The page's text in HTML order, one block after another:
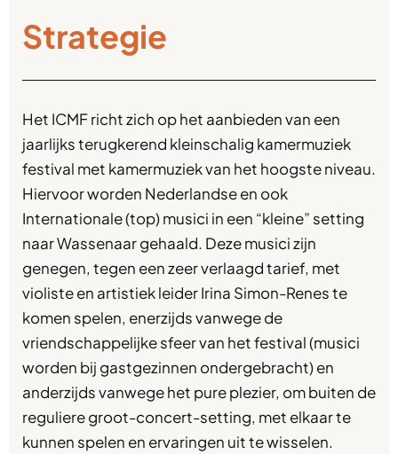
Strategie
Het ICMF richt zich op het aanbieden van een
jaarlijks terugkerend kleinschalig kamermuziek
festival met kamermuziek van het hoogste niveau.
Hiervoor worden Nederlandse en ook
Internationale (top) musici in een “kleine” setting
naar Wassenaar gehaald. Deze musici zijn
genegen, tegen een zeer verlaagd tarief, met
violiste en artistiek leider Irina Simon-Renes te
komen spelen, enerzijds vanwege de
vriendschappelijke sfeer van het festival (musici
worden bij gastgezinnen ondergebracht) en
anderzijds vanwege het pure plezier, om buiten de
reguliere groot-concert-setting, met elkaar te
kunnen spelen en ervaringen uit te wisselen.